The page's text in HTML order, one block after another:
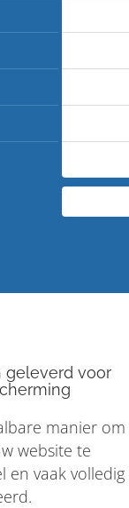
geleverd voor
manier om
website te
en vaak volledig